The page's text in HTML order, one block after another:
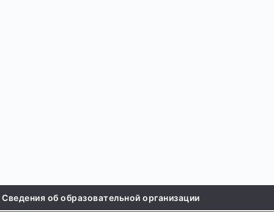
Сведения об образовательной организации